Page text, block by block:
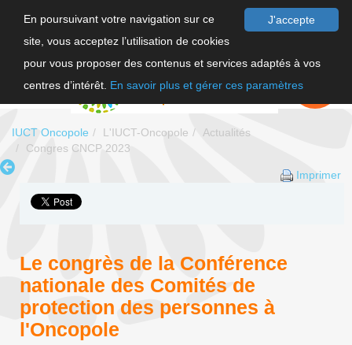
J'accepte
En poursuivant votre navigation sur ce
site, vous acceptez l’utilisation de cookies
pour vous proposer des contenus et services adaptés à vos
centres d’intérêt. En savoir plus et gérer ces paramètres
FAIRE UN
DON
IUCT Oncopole L'IUCT-Oncopole
Actualités
Congres CNCP 2023
Imprimer
Le congrès de la Conférence
nationale des Comités de
protection des personnes à
l'Oncopole